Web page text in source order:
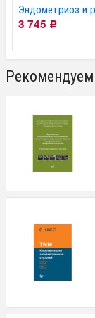
Эндометриоз и
3 745 Р